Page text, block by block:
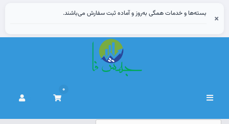
بسته‌ها و خدمات همگی به‌روز و آماده ثبت سفارش می‌باشند. ×
Alternar
0